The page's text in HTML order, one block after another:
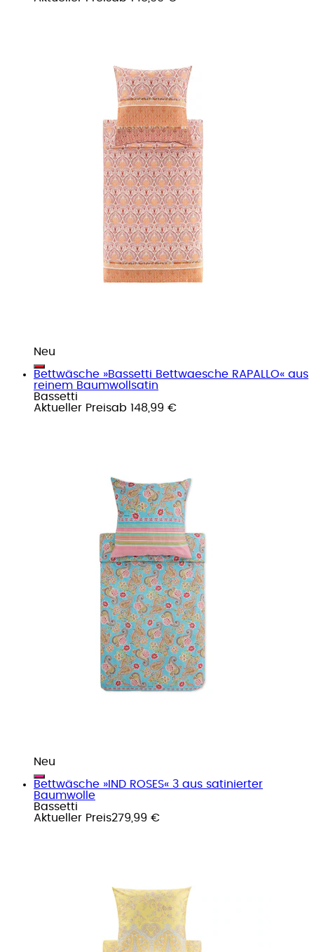
Neu
Bettwäsche »Bassetti Bettwaesche RAPALLO« aus
reinem Baumwollsatin
Bassetti
Aktueller Preisab 148,99 €
Neu
Bettwäsche »IND ROSES« 3 aus satinierter
Baumwolle
Bassetti
Aktueller Preis279,99 €